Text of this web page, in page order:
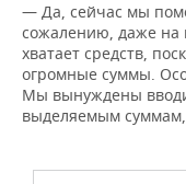
— Да, сейчас мы
сожалению, даже на
хватает средств,
огромные суммы.
Мы вынуждены
выделяемым